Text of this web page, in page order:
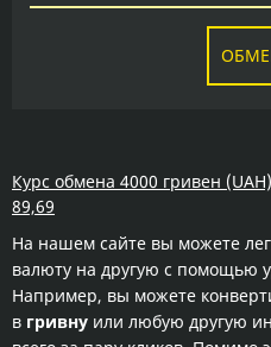
Курс обмена 4000 гривен
89,69
На нашем сайте вы можете
валюту на другую с помощью
Например, вы можете
в гривну или любую другую